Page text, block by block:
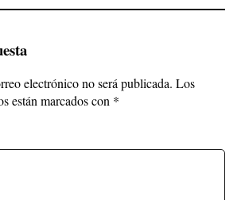
electrónico no será publicada. Los
están marcados con *